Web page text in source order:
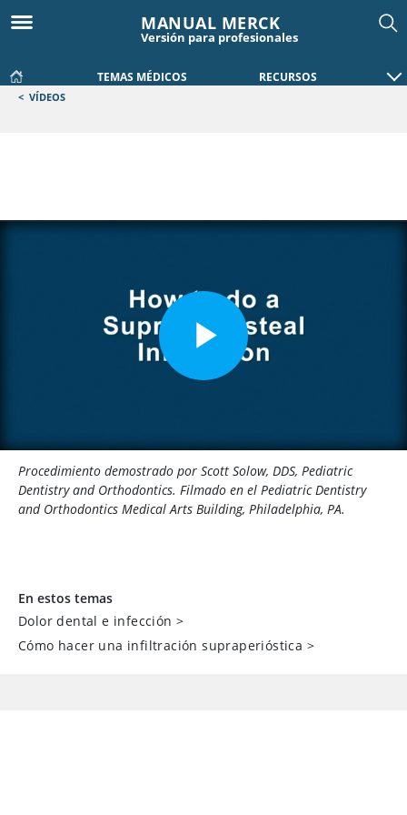
MANUAL MERCK
Versión para profesionales
TEMAS MÉDICOS RECURSOS
< VÍDEOS
Procedimiento demostrado por Scott Solow, DDS, Pediatric
Dentistry and Orthodontics. Filmado en el Pediatric Dentistry
and Orthodontics Medical Arts Building, Philadelphia, PA.
En estos temas
Dolor dental e infección >
Cómo hacer una infiltración supraperióstica >